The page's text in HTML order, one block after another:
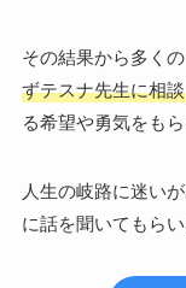
その結果から多く
ずテスナ先生に相
る希望や勇気をも
人生の岐路に迷い
に話を聞いてもらい